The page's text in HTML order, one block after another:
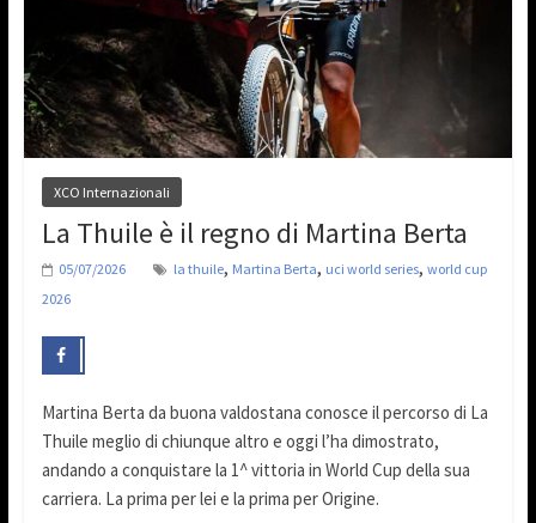
XCO Internazionali
La Thuile è il regno di Martina Berta
05/07/2026 la thuile, Martina Berta, uci world series, world cup
2026
Martina Berta da buona valdostana conosce il percorso di La
Thuile meglio di chiunque altro e oggi l’ha dimostrato,
andando a conquistare la 1^ vittoria in World Cup della sua
carriera. La prima per lei e la prima per Origine.